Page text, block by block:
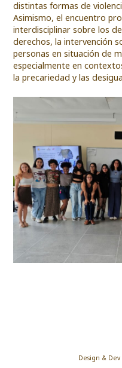
distintas formas de
Asimismo, el encuentro
interdisciplinar sobre los
derechos, la intervención
personas en situación de
especialmente en
la precariedad y las
Design & Dev